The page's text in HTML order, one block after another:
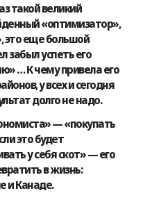
такой великий
«оптимизатор»,
это еще большой
забыл успеть его
… К чему привела его
у всех и сегодня
долго не надо.
— «покупать
это будет
у себя скот» — его
в жизнь:
и Канаде.